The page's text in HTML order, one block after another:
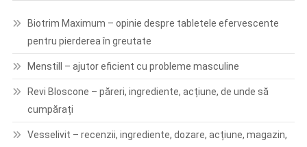
Biotrim Maximum – opinie despre tabletele efervescente
pentru pierderea în greutate
Menstill – ajutor eficient cu probleme masculine
Revi Bloscone – păreri, ingrediente, acțiune, de unde să
cumpărați
Vesselivit – recenzii, ingrediente, dozare, acțiune, magazin,